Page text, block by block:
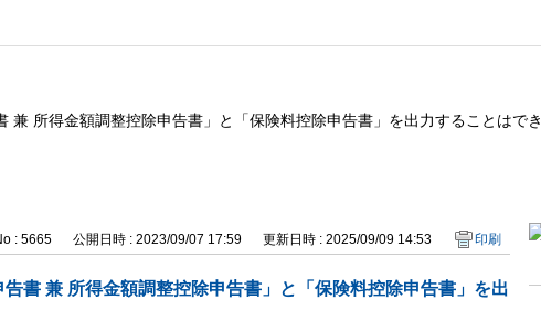
兼 所得金額調整控除申告書」と「保険料控除申告書」を出力することはでき
: 5665 公開日時 : 2023/09/07 17:59 更新日時 : 2025/09/09 14:53 印刷
書 兼 所得金額調整控除申告書」と「保険料控除申告書」を出